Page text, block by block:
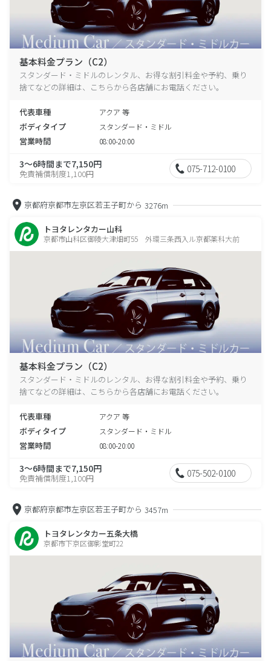
基本料金プラン（C2）
スタンダード・ミドルのレンタル、お得な割引料金や予約、乗り
捨てなどの詳細は、こちらから各店舗にお電話ください。
代表車種 アクア 等
ボディタイプ スタンダード・ミドル
営業時間 08:00-20:00
3～6時間まで7,150円
免責補償制度1,100円 075-712-0100
京都府京都市左京区若王子町から 3276m
トヨタレンタカー山科
京都市山科区御陵大津畑町55 外環三条西入ル京都薬科大前
基本料金プラン（C2）
スタンダード・ミドルのレンタル、お得な割引料金や予約、乗り
捨てなどの詳細は、こちらから各店舗にお電話ください。
代表車種 アクア 等
ボディタイプ スタンダード・ミドル
営業時間 08:00-20:00
3～6時間まで7,150円
免責補償制度1,100円 075-502-0100
京都府京都市左京区若王子町から 3457m
トヨタレンタカー五条大橋
京都市下京区御影堂町22